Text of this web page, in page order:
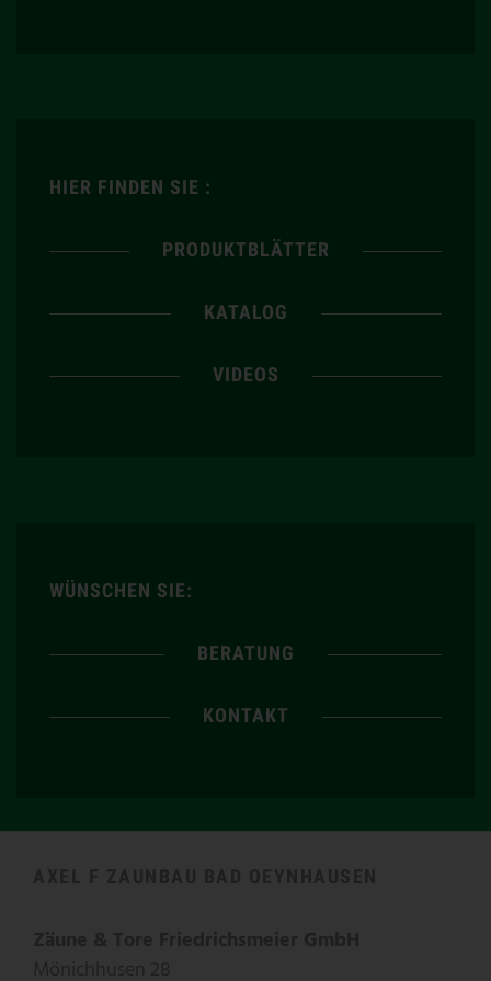
HIER FINDEN SIE :
PRODUKTBLÄTTER
KATALOG
VIDEOS
WÜNSCHEN SIE:
BERATUNG
KONTAKT